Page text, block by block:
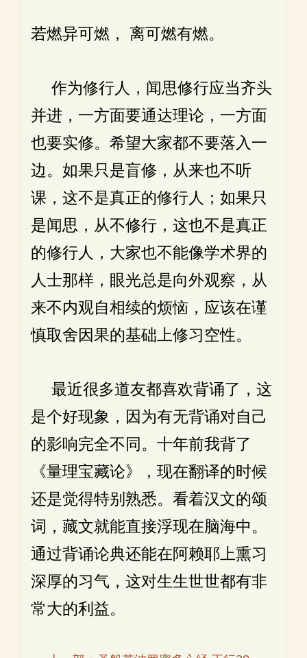
若燃异可燃， 离可燃有燃。
作为修行人，闻思修行应当齐头
并进，一方面要通达理论，一方面
也要实修。希望大家都不要落入一
边。如果只是盲修，从来也不听
课，这不是真正的修行人；如果只
是闻思，从不修行，这也不是真正
的修行人，大家也不能像学术界的
人士那样，眼光总是向外观察，从
来不内观自相续的烦恼，应该在谨
慎取舍因果的基础上修习空性。
最近很多道友都喜欢背诵了，这
是个好现象，因为有无背诵对自己
的影响完全不同。十年前我背了
《量理宝藏论》，现在翻译的时候
还是觉得特别熟悉。看着汉文的颂
词，藏文就能直接浮现在脑海中。
通过背诵论典还能在阿赖耶上熏习
深厚的习气，这对生生世世都有非
常大的利益。